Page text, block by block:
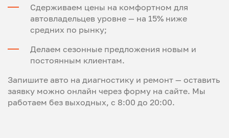
Сдерживаем цены на комфортном для
автовладельцев уровне — на 15% ниже
средних по рынку;
Делаем сезонные предложения новым и
постоянным клиентам.
Запишите авто на диагностику и ремонт — оставить
заявку можно онлайн через форму на сайте. Мы
работаем без выходных, с 8:00 до 20:00.